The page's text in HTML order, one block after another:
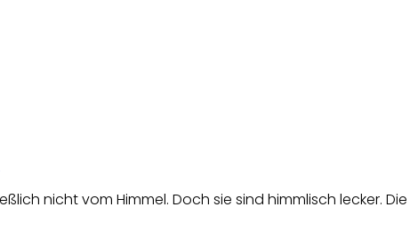
nicht vom Himmel. Doch sie sind himmlisch lecker. Die